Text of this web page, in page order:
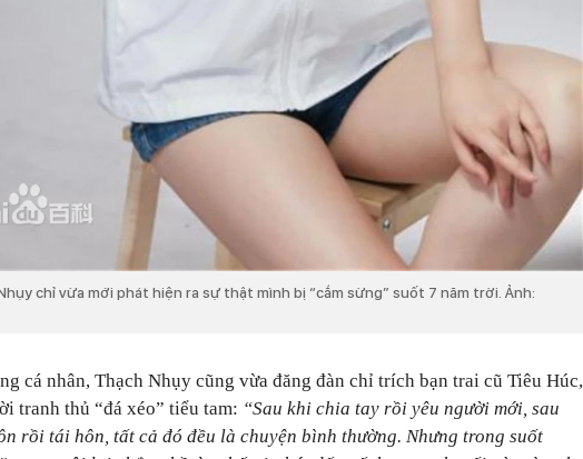
chỉ vừa mới phát hiện ra sự thật mình bị “cắm sừng” suốt 7 năm trời. Ảnh:
cá nhân, Thạch Nhụy cũng vừa đăng đàn chỉ trích bạn trai cũ Tiêu Húc,
tranh thủ “đá xéo” tiểu tam: “Sau khi chia tay rồi yêu người mới, sau
rồi tái hôn, tất cả đó đều là chuyện bình thường. Nhưng trong suốt